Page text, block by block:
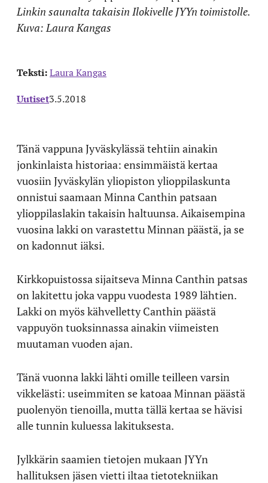
Linkin saunalta takaisin Ilokivelle JYYn toimistolle.
Kuva: Laura Kangas
Teksti:Laura Kangas
Uutiset3.5.2018
Tänä vappuna Jyväskylässä tehtiin ainakin
jonkinlaista historiaa: ensimmäistä kertaa
vuosiin Jyväskylän yliopiston ylioppilaskunta
onnistui saamaan Minna Canthin patsaan
ylioppilaslakin takaisin haltuunsa. Aikaisempina
vuosina lakki on varastettu Minnan päästä, ja se
on kadonnut iäksi.
Kirkkopuistossa sijaitseva Minna Canthin patsas
on lakitettu joka vappu vuodesta 1989 lähtien.
Lakki on myös kähvelletty Canthin päästä
vappuyön tuoksinnassa ainakin viimeisten
muutaman vuoden ajan.
Tänä vuonna lakki lähti omille teilleen varsin
vikkelästi: useimmiten se katoaa Minnan päästä
puolenyön tienoilla, mutta tällä kertaa se hävisi
alle tunnin kuluessa lakituksesta.
Jylkkärin saamien tietojen mukaan JYYn
hallituksen jäsen vietti iltaa tietotekniikan